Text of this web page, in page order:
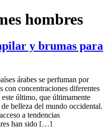
hombres
y brumas para
árabes se perfuman por
con concentraciones diferentes
último, que últimamente
belleza del mundo occidental.
a tendencias
han sido […]